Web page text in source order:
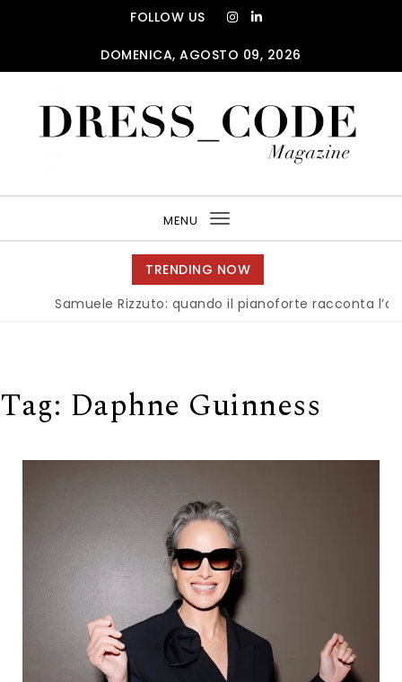
FOLLOW US
DOMENICA, AGOSTO 09, 2026
MENU
Toggle
navigation
TRENDING NOW
Samuele Rizzuto: quando il pianoforte racconta l’anima
Tag: Daphne Guinness